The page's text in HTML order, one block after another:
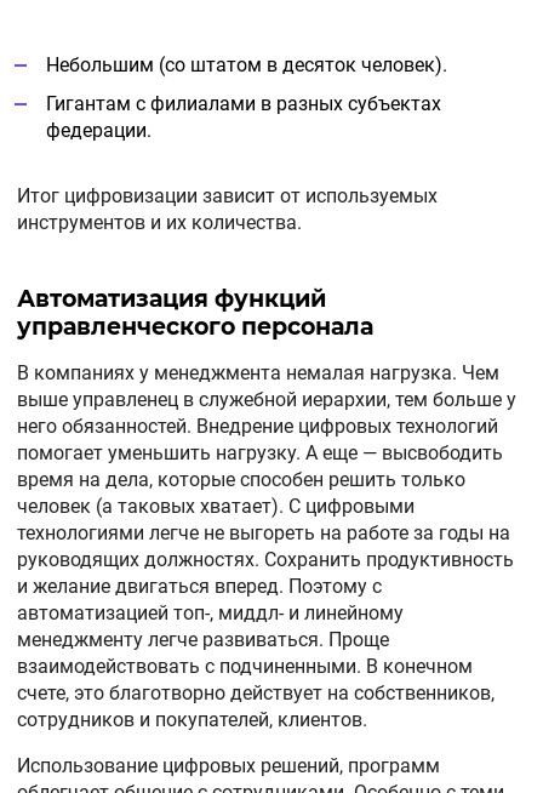
Небольшим (со штатом в десяток человек).
Гигантам с филиалами в разных субъектах
федерации.
Итог цифровизации зависит от используемых
инструментов и их количества.
Автоматизация функций
управленческого персонала
В компаниях у менеджмента немалая нагрузка. Чем
выше управленец в служебной иерархии, тем больше у
него обязанностей. Внедрение цифровых технологий
помогает уменьшить нагрузку. А еще — высвободить
время на дела, которые способен решить только
человек (а таковых хватает). С цифровыми
технологиями легче не выгореть на работе за годы на
руководящих должностях. Сохранить продуктивность
и желание двигаться вперед. Поэтому с
автоматизацией топ-, миддл- и линейному
менеджменту легче развиваться. Проще
взаимодействовать с подчиненными. В конечном
счете, это благотворно действует на собственников,
сотрудников и покупателей, клиентов.
Использование цифровых решений, программ